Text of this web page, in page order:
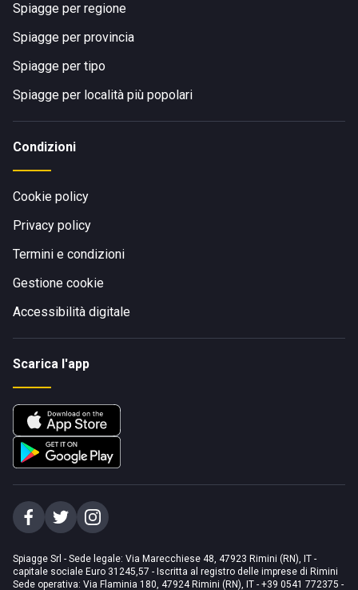
Spiagge per regione
Spiagge per provincia
Spiagge per tipo
Spiagge per località più popolari
Condizioni
Cookie policy
Privacy policy
Termini e condizioni
Gestione cookie
Accessibilità digitale
Scarica l'app
Spiagge Srl - Sede legale: Via Marecchiese 48, 47923 Rimini (RN), IT -
capitale sociale Euro 31245,57 - Iscritta al registro delle imprese di Rimini
Sede operativa: Via Flaminia 180, 47924 Rimini (RN), IT - +39 0541 772375 -